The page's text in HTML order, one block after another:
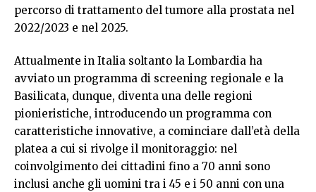
percorso di trattamento del tumore alla prostata nel
2022/2023 e nel 2025.
Attualmente in Italia soltanto la Lombardia ha
avviato un programma di screening regionale e la
Basilicata, dunque, diventa una delle regioni
pionieristiche, introducendo un programma con
caratteristiche innovative, a cominciare dall’età della
platea a cui si rivolge il monitoraggio: nel
coinvolgimento dei cittadini fino a 70 anni sono
inclusi anche gli uomini tra i 45 e i 50 anni con una